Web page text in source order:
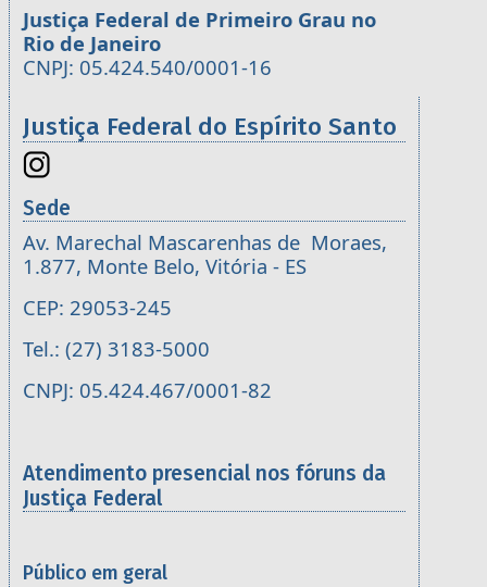
Justiça Federal de Primeiro Grau no
Rio de Janeiro
CNPJ: 05.424.540/0001-16
Justiça Federal do Espírito Santo
Sede
Av. Marechal Mascarenhas de Moraes,
1.877, Monte Belo, Vitória - ES
CEP: 29053-245
Tel.: (27) 3183-5000
CNPJ: 05.424.467/0001-82
Atendimento presencial nos fóruns da
Justiça Federal
Público em geral